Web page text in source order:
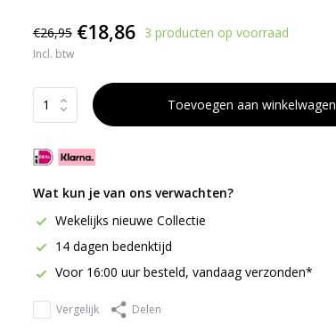
€26,95 €18,86 3 producten op voorraad
Incl. btw
Toevoegen aan winkelwagen
Wat kun je van ons verwachten?
Wekelijks nieuwe Collectie
14 dagen bedenktijd
Voor 16:00 uur besteld, vandaag verzonden*
Vergelijk Delen